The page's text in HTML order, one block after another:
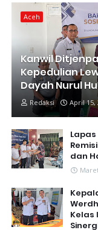
Aceh
Kanwil
Kepedulian
Dayah Nurul
Redaksi April 15,
dan
Kelas